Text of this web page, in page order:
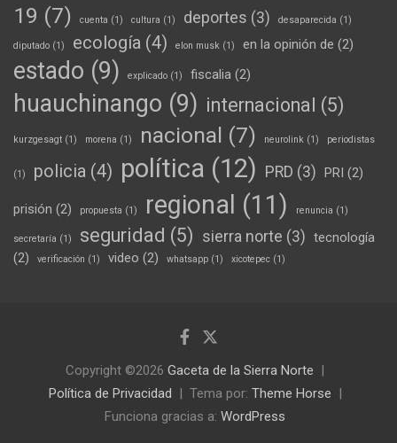
19 (7) cuenta (1) cultura (1) deportes (3) desaparecida (1)
diputado (1) ecología (4) elon musk (1) en la opinión de (2)
estado (9) explicado (1) fiscalia (2)
huauchinango (9) internacional (5)
kurzgesagt (1) morena (1) nacional (7) neurolink (1) periodistas
(1) policia (4) política (12) PRD (3) PRI (2)
prisión (2) propuesta (1) regional (11) renuncia (1)
secretaría (1) seguridad (5) sierra norte (3) tecnología
(2)
verificación (1) video (2) whatsapp (1) xicotepec (1)
Copyright ©2026 Gaceta de la Sierra Norte
Política de Privacidad
Tema por: Theme Horse
Funciona gracias a: WordPress